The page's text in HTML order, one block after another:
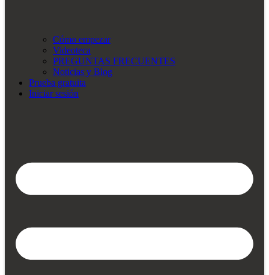
Cómo empezar
Videoteca
PREGUNTAS FRECUENTES
Noticias y Blog
Prueba gratuita
Iniciar sesión